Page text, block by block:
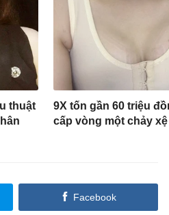
thuật
9X tốn gần 60 triệu
cấp vòng một chảy
Facebook